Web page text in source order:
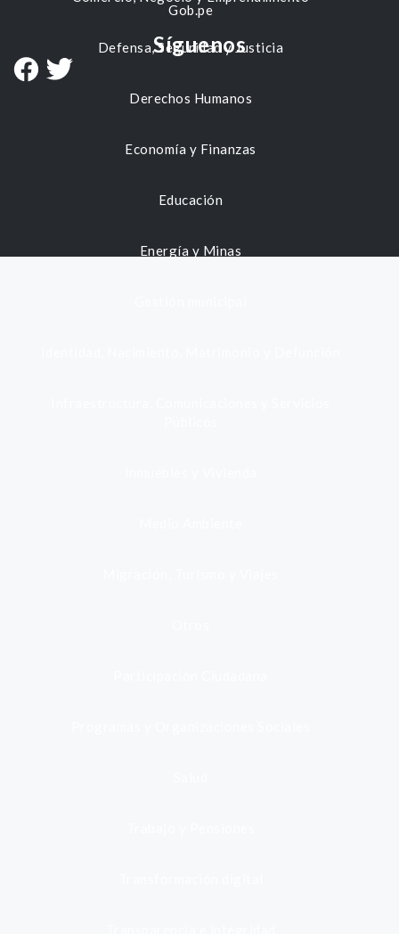
Defensa, Seguridad y Justicia
Derechos Humanos
Economía y Finanzas
Educación
Energía y Minas
Gob.pe
Síguenos